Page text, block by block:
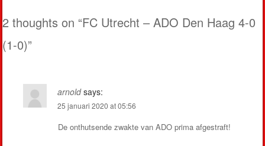
Post navigation
2 thoughts on “FC Utrecht – ADO Den Haag 4-0
(1-0)”
arnold says:
25 januari 2020 at 05:56
De onthutsende zwakte van ADO prima afgestraft!